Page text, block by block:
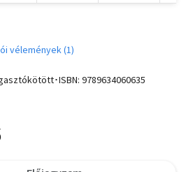
vélemények (1)
･ISBN: 9789634060635